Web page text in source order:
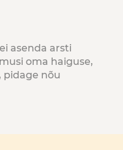
asenda arsti
oma haiguse,
pidage nõu